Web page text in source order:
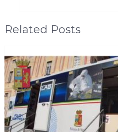
Related Posts